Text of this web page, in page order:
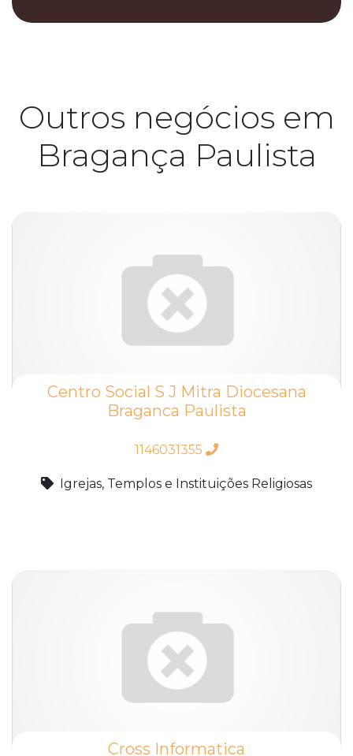
Outros negócios em
Bragança Paulista
Centro Social S J Mitra Diocesana
Braganca Paulista
1146031355
Igrejas, Templos e Instituições Religiosas
Cross Informatica